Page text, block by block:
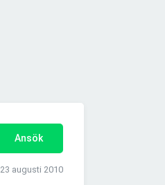
Ansök
23 augusti 2010